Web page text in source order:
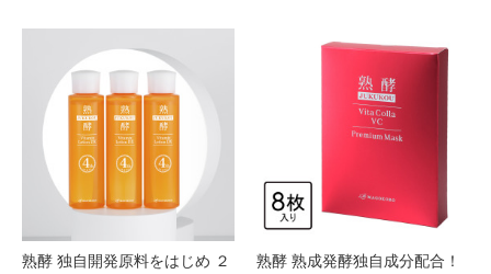
熟酵 独自開発原料をはじめ ２
熟酵 熟成発酵独自成分配合！